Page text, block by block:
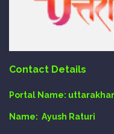
Contact Details
Portal Name:
Name: Ayush Raturi